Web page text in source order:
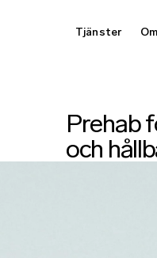
Tjänster
Prehab
och